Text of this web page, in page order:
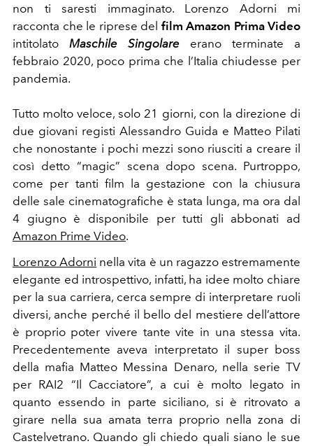
non ti saresti immaginato. Lorenzo Adorni mi
racconta che le riprese del film Amazon Prima Video
intitolato Maschile Singolare erano terminate a
febbraio 2020, poco prima che l’Italia chiudesse per
pandemia.
Tutto molto veloce, solo 21 giorni, con la direzione di
due giovani registi Alessandro Guida e Matteo Pilati
che nonostante i pochi mezzi sono riusciti a creare il
così detto “magic” scena dopo scena. Purtroppo,
come per tanti film la gestazione con la chiusura
delle sale cinematografiche è stata lunga, ma ora dal
4 giugno è disponibile per tutti gli abbonati ad
Amazon Prime Video.
Lorenzo Adorni nella vita è un ragazzo estremamente
elegante ed introspettivo, infatti, ha idee molto chiare
per la sua carriera, cerca sempre di interpretare ruoli
diversi, anche perché il bello del mestiere dell’attore
è proprio poter vivere tante vite in una stessa vita.
Precedentemente aveva interpretato il super boss
della mafia Matteo Messina Denaro, nella serie TV
per RAI2 “Il Cacciatore”, a cui è molto legato in
quanto essendo in parte siciliano, si è ritrovato a
girare nella sua amata terra proprio nella zona di
Castelvetrano. Quando gli chiedo quali siano le sue